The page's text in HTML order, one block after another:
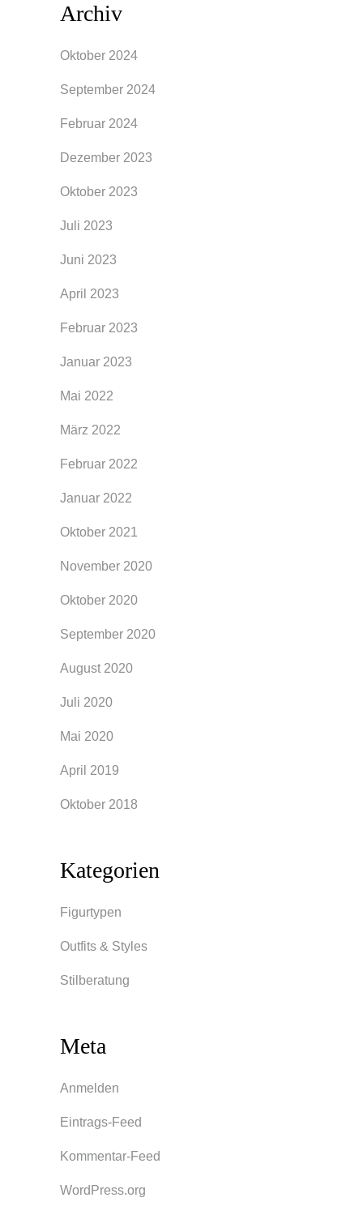
Archiv
Oktober 2024
September 2024
Februar 2024
Dezember 2023
Oktober 2023
Juli 2023
Juni 2023
April 2023
Februar 2023
Januar 2023
Mai 2022
März 2022
Februar 2022
Januar 2022
Oktober 2021
November 2020
Oktober 2020
September 2020
August 2020
Juli 2020
Mai 2020
April 2019
Oktober 2018
Kategorien
Figurtypen
Outfits & Styles
Stilberatung
Meta
Anmelden
Eintrags-Feed
Kommentar-Feed
WordPress.org